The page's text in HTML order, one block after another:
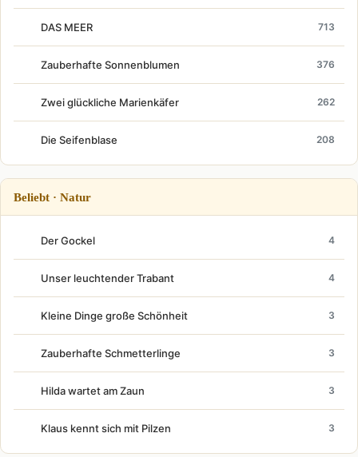
DAS MEER 713
Zauberhafte Sonnenblumen 376
Zwei glückliche Marienkäfer 262
Die Seifenblase 208
Beliebt · Natur
Der Gockel 4
Unser leuchtender Trabant 4
Kleine Dinge große Schönheit 3
Zauberhafte Schmetterlinge 3
Hilda wartet am Zaun 3
Klaus kennt sich mit Pilzen 3